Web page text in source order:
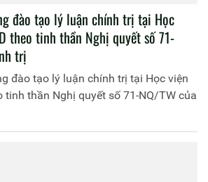
đào tạo lý luận chính trị tại Học
theo tinh thần Nghị quyết số 71-
trị
đào tạo lý luận chính trị tại Học viện
tinh thần Nghị quyết số 71-NQ/TW của